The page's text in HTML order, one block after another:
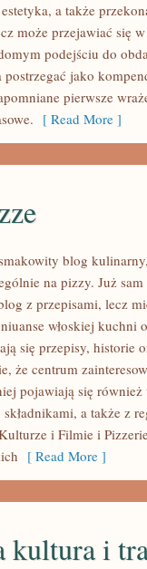
a także
może przejawiać się
podejściu do
postrzegać jako
pierwsze
[ Read More ]
blog
na pizzy. Już
z przepisami, lecz
włoskiej kuchni
się przepisy, historie
że centrum
pojawiają się
a także z
i Filmie i
[ Read More ]
kultura i